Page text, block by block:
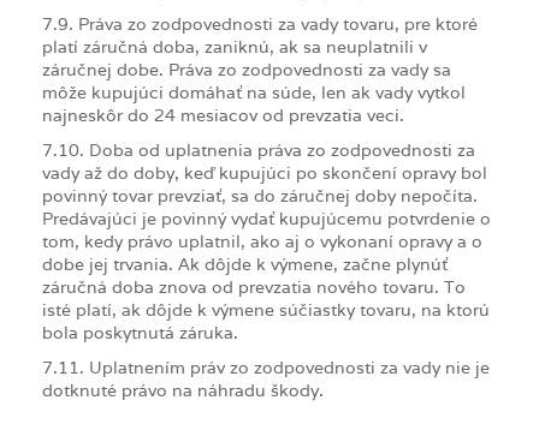
7.9. Práva zo zodpovednosti za vady tovaru, pre ktoré
platí záručná doba, zaniknú, ak sa neuplatnili v
záručnej dobe. Práva zo zodpovednosti za vady sa
môže kupujúci domáhať na súde, len ak vady vytkol
najneskôr do 24 mesiacov od prevzatia veci.
7.10. Doba od uplatnenia práva zo zodpovednosti za
vady až do doby, keď kupujúci po skončení opravy bol
povinný tovar prevziať, sa do záručnej doby nepočíta.
Predávajúci je povinný vydať kupujúcemu potvrdenie o
tom, kedy právo uplatnil, ako aj o vykonaní opravy a o
dobe jej trvania. Ak dôjde k výmene, začne plynúť
záručná doba znova od prevzatia nového tovaru. To
isté platí, ak dôjde k výmene súčiastky tovaru, na ktorú
bola poskytnutá záruka.
7.11. Uplatnením práv zo zodpovednosti za vady nie je
dotknuté právo na náhradu škody.